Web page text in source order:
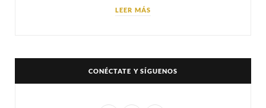
LEER MÁS
CONÉCTATE Y SÍGUENOS